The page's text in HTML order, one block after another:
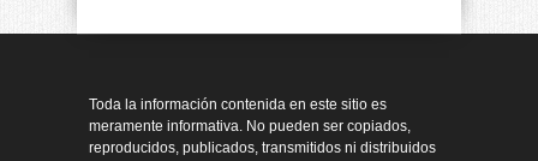
Toda la información contenida en este sitio es
meramente informativa. No pueden ser copiados,
reproducidos, publicados, transmitidos ni distribuidos